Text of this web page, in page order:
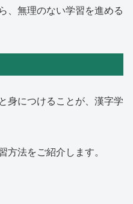
、無理のない学習を進める
身につけることが、漢字学
方法をご紹介します。